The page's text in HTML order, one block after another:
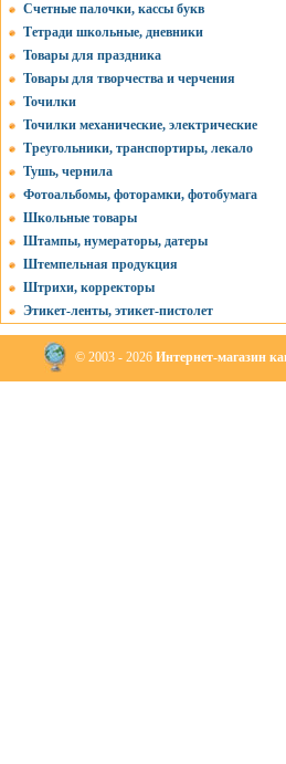
Счетные палочки, кассы букв
Тетради школьные, дневники
Товары для праздника
Товары для творчества и черчения
Точилки
Точилки механические, электрические
Треугольники, транспортиры, лекало
Тушь, чернила
Фотоальбомы, фоторамки, фотобумага
Школьные товары
Штампы, нумераторы, датеры
Штемпельная продукция
Штрихи, корректоры
Этикет-ленты, этикет-пистолет
© 2003 - 2026 Интернет-магазин